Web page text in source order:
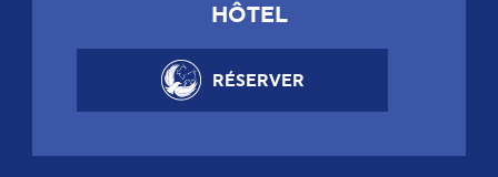
HÔTEL
RÉSERVER